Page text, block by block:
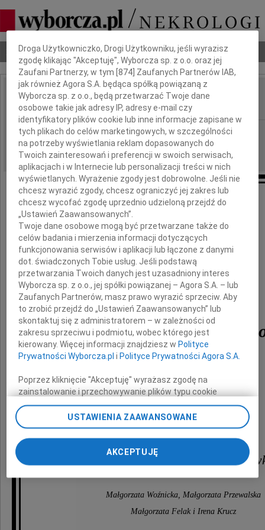
Nekrologi Odeszli Poradnik pogrzebowy
IMIĘ I NAZWISKO: Andrzej Winiarski
REGION: Warszawa
DATA EMISJI: 24.08.2010
Z głębokim żalem
przyjęliśmy wiadomość o nagłej śmierci
w dniu 21 sierpnia 2010 roku
naszego Kolegi
Andrzeja
Dyrektora Domu Pomocy Społecznej
Składamy wyrazy współczucia
Rodzinie, Najbliższym
oraz Pracownikom
kierowanej przez Niego
Małgorzata Woźnicka, Małgorzata Przewalska
Małgorzata Felak i Irena Krucz
Dbamy o Twoją prywatność
Droga Użytkowniczko, Drogi Użytkowniku, jeśli wyrazisz
zgodę klikając "Akceptuję", Wyborcza sp. z o.o. oraz jej
Zaufani Partnerzy, w tym [874] Zaufanych Partnerów IAB,
jak również Agora S.A. będąca spółką powiązaną z
Wyborcza sp. z o.o., będą przetwarzać Twoje dane
osobowe takie jak adresy IP, adresy e-mail czy
identyfikatory plików cookie lub inne informacje zapisane w
tych plikach do celów marketingowych, w szczególności
na potrzeby wyświetlania reklam dopasowanych do
Twoich zainteresowań i preferencji w swoich serwisach,
aplikacjach i w Internecie lub personalizacji treści w nich
wyświetlanych. Wyrażenie zgody jest dobrowolne. Jeśli nie
chcesz wyrazić zgody, chcesz ograniczyć jej zakres lub
chcesz wycofać zgodę uprzednio udzieloną przejdź do
„Ustawień Zaawansowanych”.
Twoje dane osobowe mogą być przetwarzane także do
celów badania i mierzenia informacji dotyczących
funkcjonowania serwisów i aplikacji lub łączone z danymi
dot. świadczonych Tobie usług. Jeśli podstawą
przetwarzania Twoich danych jest uzasadniony interes
Wyborcza sp. z o.o., jej spółki powiązanej – Agora S.A. – lub
Zaufanych Partnerów, masz prawo wyrazić sprzeciw. Aby
to zrobić przejdź do „Ustawień Zaawansowanych” lub
skontaktuj się z administratorem – w zależności od
zakresu sprzeciwu i podmiotu, wobec którego jest
kierowany. Więcej informacji znajdziesz wPolityce
Prywatności Wyborcza.pl iPolityce Prywatności Agora S.A.
Poprzez kliknięcie "Akceptuję" wyrażasz zgodę na
zainstalowanie i przechowywanie plików typu cookie
Wyborczej sp. z o. o. jej Zaufanych Partnerów i Agora S.A.
na Twoim urządzeniu końcowym. Możesz też w każdej
chwili zmienić swoje preferencje dot. plików cookie,
ponownie wywołując narzędzie do zarządzania Twoimi
preferencjami dot. przetwarzania danych poprzez
odnośnik „Ustawienia prywatności” w stopce serwisu i
pomocą ustawień przeglądarki.
USTAWIENIA ZAAWANSOWANE
AKCEPTUJĘ